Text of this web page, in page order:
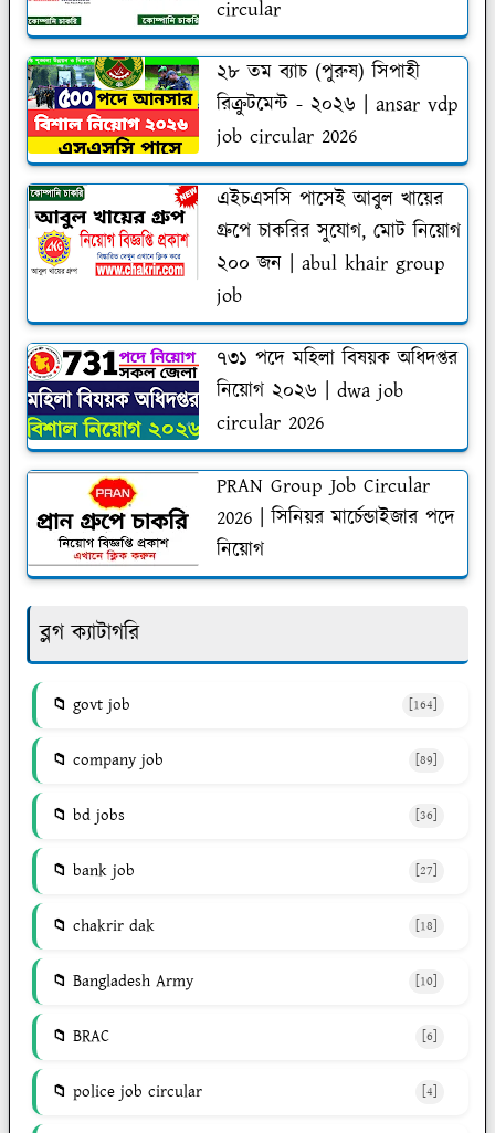
circular
২৮ তম ব্যাচ (পুরুষ) সিপাহী
রিক্রুটমেন্ট - ২০২৬ | ansar vdp
job circular 2026
এইচএসসি পাসেই আবুল খায়ের
গ্রুপে চাকরির সুযোগ, মোট নিয়োগ
২০০ জন | abul khair group
job
৭৩১ পদে মহিলা বিষয়ক অধিদপ্তর
নিয়োগ ২০২৬ | dwa job
circular 2026
PRAN Group Job Circular
2026 | সিনিয়র মার্চেন্ডাইজার পদে
নিয়োগ
ব্লগ ক্যাটাগরি
govt job [164]
company job [89]
bd jobs [36]
bank job [27]
chakrir dak [18]
Bangladesh Army [10]
BRAC [6]
police job circular [4]